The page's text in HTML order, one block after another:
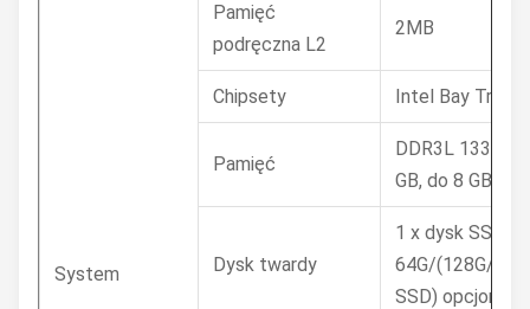
System
Pamięć
podręczna L2
2MB
Chipsety Intel Bay Trail
Pamięć
DDR3L 1333
GB, do 8 GB
Dysk twardy
1 x dysk SSD
64G/(128G/
SSD)